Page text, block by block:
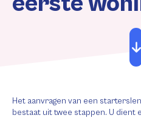
Het aanvragen van een
bestaat uit twee stappen. U dient